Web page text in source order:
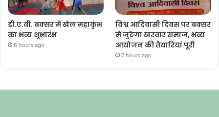
डी.ए.वी. बक्सर में खेल महाकुंभ
का भव्य शुभारंभ
6 hours ago
विश्व आदिवासी दिवस पर बक्सर
में जुटेगा खरवार समाज, भव्य
आयोजन की तैयारियां पूरी
7 hours ago